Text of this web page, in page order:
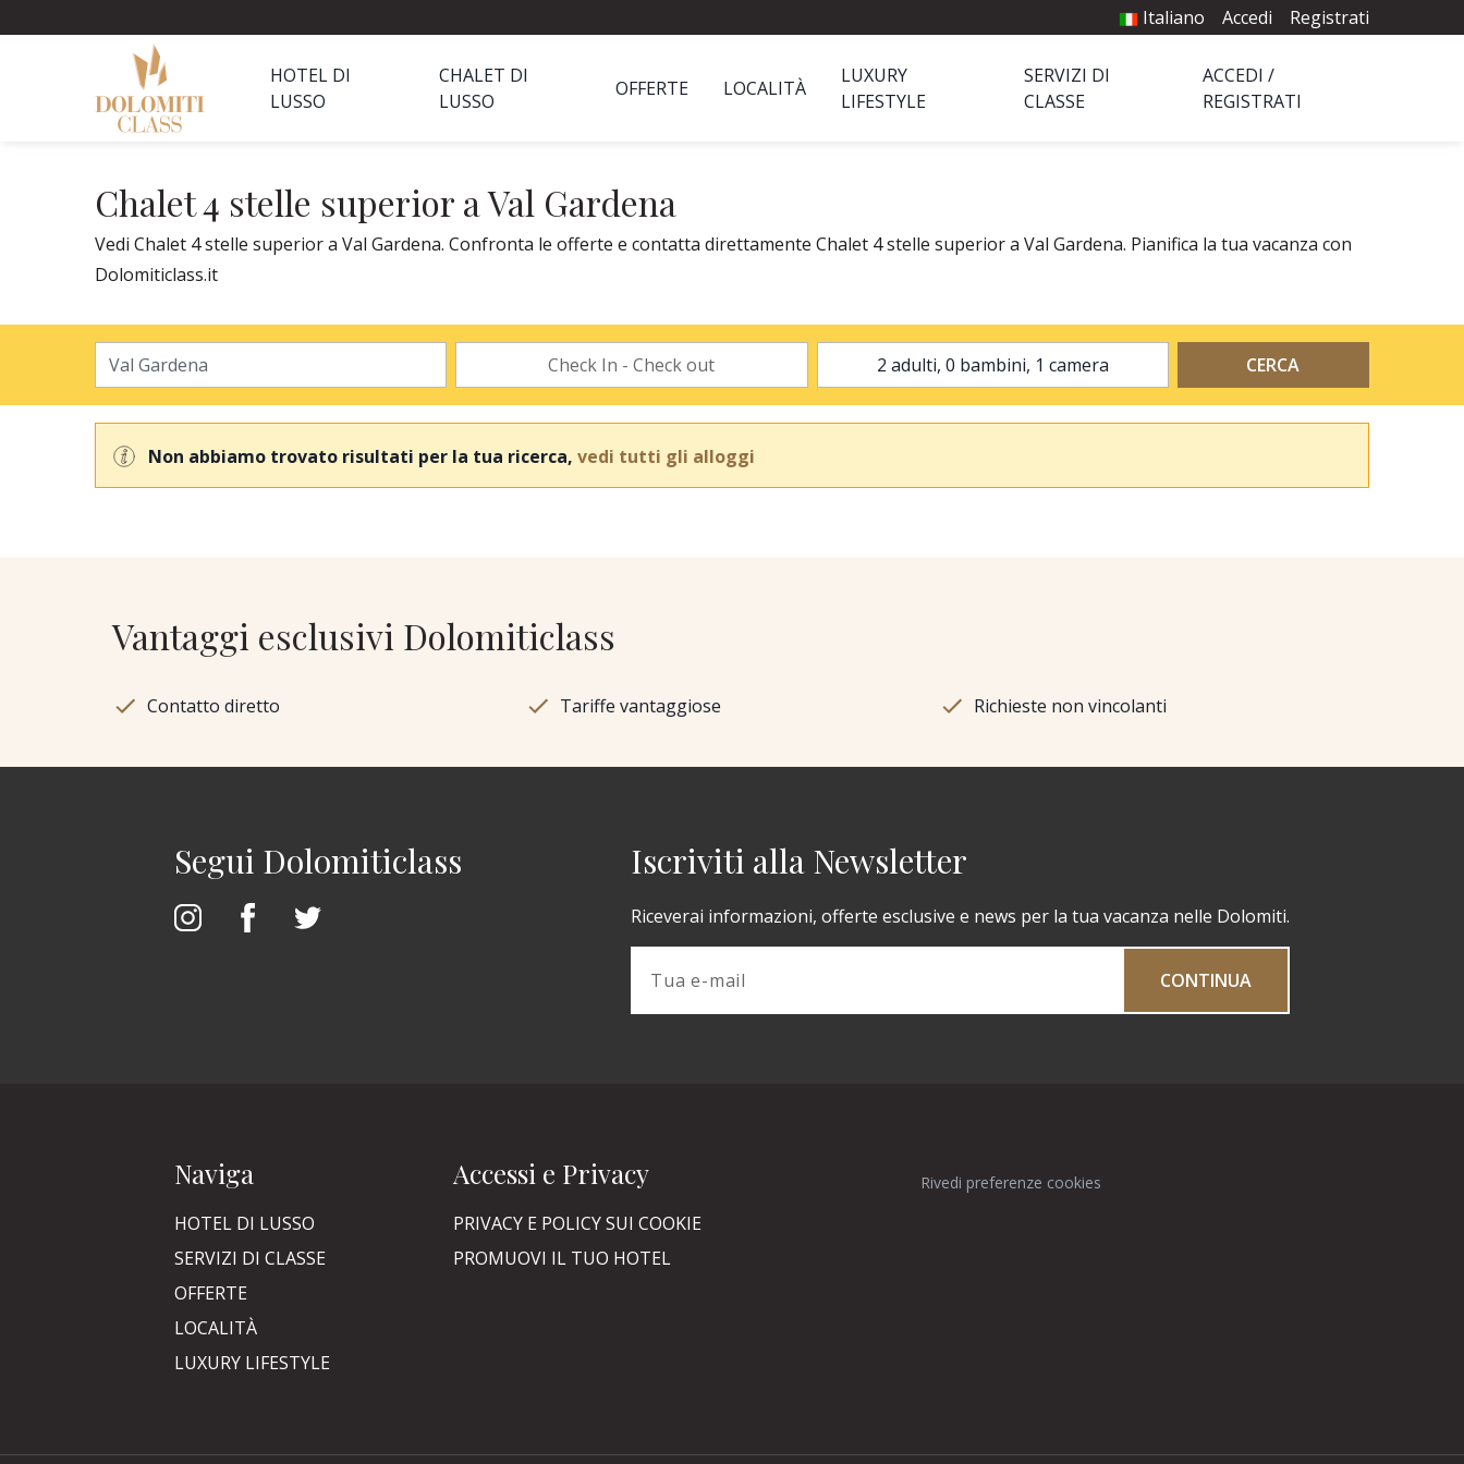
Italiano Accedi Registrati
HOTEL DI
LUSSO
CHALET DI
LUSSO
OFFERTE LOCALITÀ
LUXURY
LIFESTYLE
SERVIZI DI
CLASSE
ACCEDI /
REGISTRATI
Chalet 4 stelle superior a Val Gardena
Vedi Chalet 4 stelle superior a Val Gardena. Confronta le offerte e contatta direttamente Chalet 4 stelle superior a Val Gardena. Pianifica la tua vacanza con
Dolomiticlass.it
2 adulti, 0 bambini, 1 camera CERCA
Non abbiamo trovato risultati per la tua ricerca, vedi tutti gli alloggi
Vantaggi esclusivi Dolomiticlass
Contatto diretto Tariffe vantaggiose Richieste non vincolanti
Segui Dolomiticlass Iscriviti alla Newsletter
Riceverai informazioni, offerte esclusive e news per la tua vacanza nelle Dolomiti.
CONTINUA
Naviga
HOTEL DI LUSSO
SERVIZI DI CLASSE
OFFERTE
LOCALITÀ
LUXURY LIFESTYLE
Accessi e Privacy
PRIVACY E POLICY SUI COOKIE
PROMUOVI IL TUO HOTEL
Rivedi preferenze cookies